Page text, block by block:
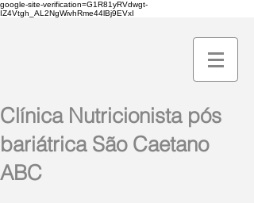
google-site-verification=G1R81yRVdwgt-
IZ4Vtgh_AL2NgWivhRme44lBj9EVxI
Clínica Nutricionista pós
bariátrica São Caetano
ABC